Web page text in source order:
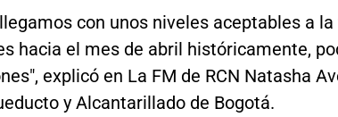
con unos niveles aceptables a
hacia el mes de abril históricamente,
explicó en La FM de RCN Natasha
y Alcantarillado de Bogotá.